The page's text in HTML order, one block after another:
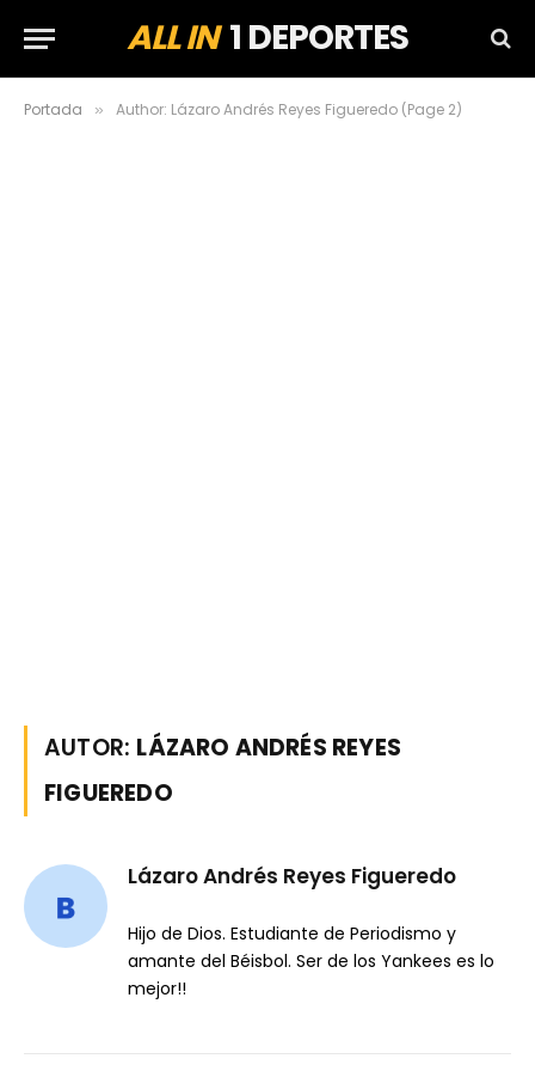
ALL IN1 DEPORTES
Portada » Author: Lázaro Andrés Reyes Figueredo (Page 2)
AUTOR: LÁZARO ANDRÉS REYES
FIGUEREDO
Lázaro Andrés Reyes Figueredo
Hijo de Dios. Estudiante de Periodismo y
amante del Béisbol. Ser de los Yankees es lo
mejor!!